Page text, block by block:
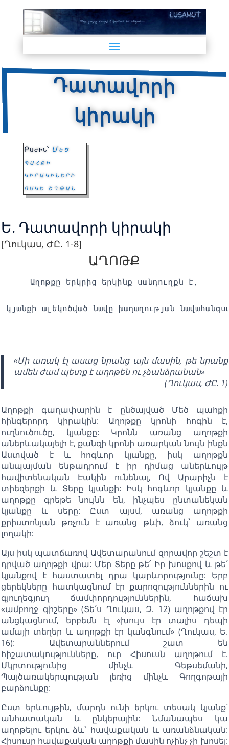
Դատավորի
կիրակի
Բաժին՝ Մեծ
պահքի
կիրակիների
ոսկե շղթան
Ե. Դատավորի կիրակի
[Ղուկաս, ԺԸ. 1-8]
ԱՂՈԹՔ
Աղոթքը երկրից երկինք սանդուղքն է,
կյանքի ալեկոծված նավը խաղաղության
«Մի առակ էլ ասաց նրանց այն մասին, թե նրանք
ամեն ժամ պետք է աղոթեն ու չձանձրանան»
(Ղուկաս, ԺԸ. 1)
Աղոթքի գաղափարին է ընծայված Մեծ պահքի
հինգերորդ կիրակին: Աղոթքը կրոնի հոգին է,
ուղնուծուծը, կյանքը: Կրոնն առանց աղոթքի
աներևակայելի է, քանզի կրոնի առարկան նույն ինքն
Աստված է և հոգևոր կյանքը, իսկ աղոթքն
անպայման ենթադրում է իր դիմաց աներևույթ
հավիտենական Էակին ունենալ, Ով Արարիչն է
տիեզերքի և Տերը կյանքի: Իսկ հոգևոր կյանքը և
աղոթքը գրեթե նույնն են, ինչպես ընտանեկան
կյանքը և սերը: Ըստ այսմ, առանց աղոթքի
քրիստոնյան թռչուն է առանց թևի, ձուկ` առանց
լողակի:
Այս իսկ պատճառով Ավետարանում զորավոր շեշտ է
դրված աղոթքի վրա: Մեր Տերը թե՛ Իր խոսքով և թե՛
կյանքով է հաստատել դրա կարևորությունը: Երբ
ցերեկները հատկացնում էր քարոզություններին ու
գյուղեգյուղ ճամփորդություններին, հաճախ
«ամբողջ գիշերը» (Տե՛ս Ղուկաս, Զ. 12) աղոթքով էր
անցկացնում, երբեմն էլ «խույս էր տալիս դեպի
ամայի տեղեր և աղոթքի էր կանգնում» (Ղուկաս, Ե.
16): Ավետարաններում շատ են
հիշատակությունները, ուր Հիսուսն աղոթում է.
Մկրտությունից մինչև Գեթսեմանի,
Պայծառակերպության լեռից մինչև Գողգոթայի
բարձունքը:
Ըստ երևույթին, մարդն ունի երկու տեսակ կյանք`
անհատական և ընկերային: Նմանապես կա
աղոթելու երկու ձև` հավաքական և առանձնական:
Հիսուսը հավաքական աղոթքի մասին ոչինչ չի խոսել: